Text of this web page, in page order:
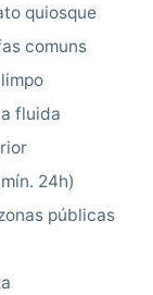
quiosque
comuns
fluida
24h)
públicas